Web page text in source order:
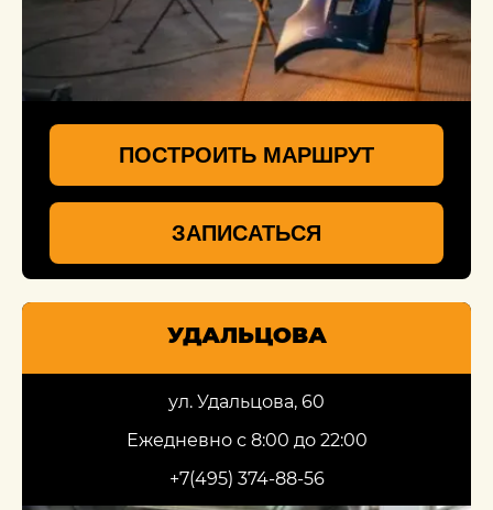
ПОСТРОИТЬ МАРШРУТ
ЗАПИСАТЬСЯ
УДАЛЬЦОВА
ул. Удальцова, 60
Ежедневно с 8:00 до 22:00
+7(495) 374-88-56